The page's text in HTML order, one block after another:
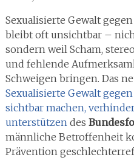
Sexualisierte Gewalt
bleibt oft unsichtbar –
sondern weil Scham,
und fehlende
Schweigen bringen. Das
Sexualisierte Gewalt
sichtbar machen,
unterstützendes
männliche Betroffenheit
Prävention